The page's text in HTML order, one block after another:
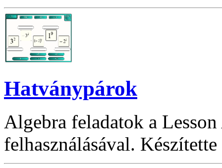
Hatványpárok
Algebra feladatok a
felhasználásával.